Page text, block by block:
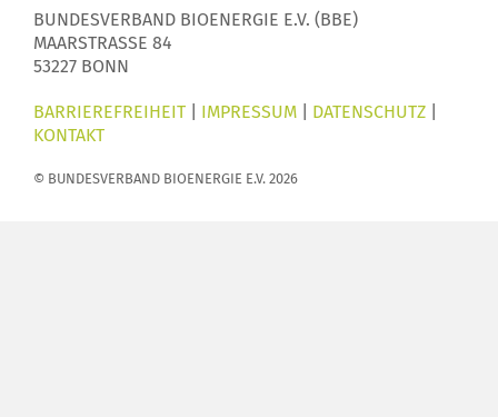
BUNDESVERBAND BIOENERGIE E.V. (BBE)
MAARSTRASSE 84
53227 BONN
BARRIEREFREIHEIT IMPRESSUM DATENSCHUTZ
KONTAKT
© BUNDESVERBAND BIOENERGIE E.V. 2026